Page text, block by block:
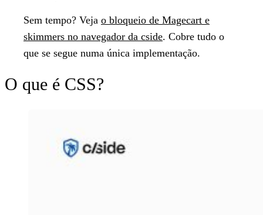
Sem tempo? Veja o bloqueio de Magecart e
skimmers no navegador da cside. Cobre tudo o
que se segue numa única implementação.
O que é CSS?